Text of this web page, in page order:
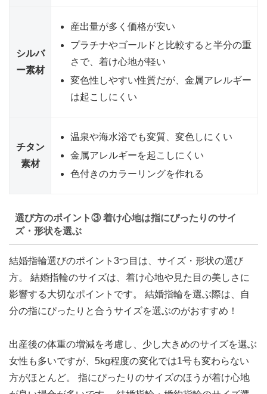
シルバ
ー素材
産出量が多く価格が安い
プラチナやゴールドと比較すると半分の重
さで、着け心地が軽い
変色性しやすい性質だが、金属アレルギー
は起こしにくい
チタン
素材
温泉や海水浴でも変質、変色しにくい
金属アレルギーを起こしにくい
色付きのカラーリングを作れる
選び方のポイント③ 着け心地は指にぴったりのサイ
ズ・形状を選ぶ
結婚指輪選びのポイント3つ目は、サイズ・形状の選び
方。 結婚指輪のサイズは、着け心地や見た目の美しさに
影響する大切なポイントです。 結婚指輪を選ぶ際は、
自
分の指にぴったりと合うサイズを選ぶのがおすすめ！
出産後の体重の増減を考慮し、少し大きめのサイズを選ぶ
女性も多いですが、5kg程度の変化では1号も変わらない
方がほとんど。 指にぴったりのサイズのほうが着け心地